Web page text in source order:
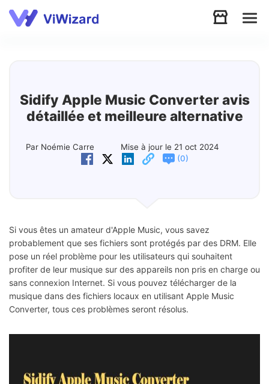
Vidéo
Sidify Apple Music Converter avis
détaillée et meilleure alternative
Par Noémie Carre
Mise à jour le 21 oct 2024
(0)
Si vous êtes un amateur d'Apple Music, vous savez
probablement que ses fichiers sont protégés par des DRM. Elle
pose un réel problème pour les utilisateurs qui souhaitent
profiter de leur musique sur des appareils non pris en charge ou
sans connexion Internet. Si vous pouvez télécharger de la
musique dans des fichiers locaux en utilisant Apple Music
Converter, tous ces problèmes seront résolus.